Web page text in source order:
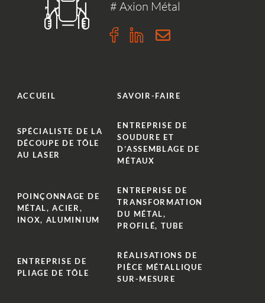
# Axion Métal
n
m
ACCUEIL SAVOIR-FAIRE
SPÉCIALISTE DE LA
DÉCOUPE DE TÔLE
AU LASER
ENTREPRISE DE
SOUDURE ET
D’ASSEMBLAGE DE
MÉTAUX
POINÇONNAGE DE
MÉTAL, ACIER,
INOX, ALUMINIUM
ENTREPRISE DE
TRANSFORMATION
DU MÉTAL,
PROFILÉ, TUBE
ENTREPRISE DE
PLIAGE DE TÔLE
RÉALISATIONS DE
PIÈCE MÉTALLIQUE
SUR-MESURE